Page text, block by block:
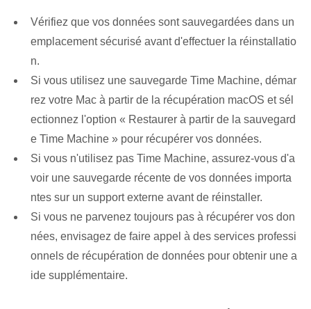
Vérifiez que vos données sont sauvegardées dans un
emplacement sécurisé avant d'effectuer la réinstallatio
n.
Si vous utilisez une sauvegarde Time Machine, démar
rez votre Mac à partir de la récupération macOS et sél
ectionnez l'option « Restaurer à partir de la sauvegard
e Time Machine » pour récupérer vos données.
Si⁤ vous n'utilisez pas Time Machine, assurez-vous d'a
voir une sauvegarde récente de vos données importa
ntes sur un support externe avant de réinstaller.
Si vous ne parvenez toujours pas à récupérer vos don
nées, envisagez de faire appel à des services professi
onnels de récupération de données pour obtenir une a
ide supplémentaire.